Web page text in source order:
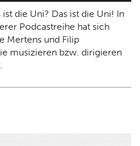
ist die Uni? Das ist die Uni! In
Podcastreihe hat sich
Mertens und Filip
musizieren bzw. dirigieren